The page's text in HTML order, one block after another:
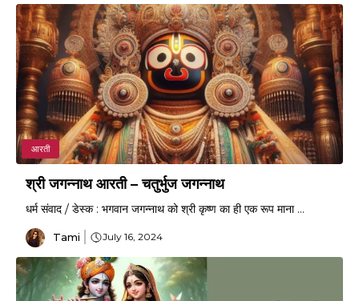
आरती
श्री जगन्नाथ आरती – चतुर्भुज जगन्नाथ
धर्म संवाद / डेस्क : भगवान जगन्नाथ को श्री कृष्ण का ही एक रूप माना ...
Tami July 16, 2024